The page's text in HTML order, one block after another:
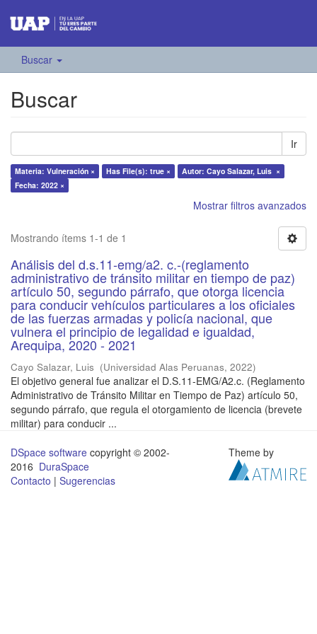
Buscar
Buscar
Ir
Materia: Vulneración × Has File(s): true ×
Autor: Cayo Salazar, Luis ×
Fecha: 2022 ×
Mostrar filtros avanzados
Mostrando ítems 1-1 de 1
Análisis del d.s.11-emg/a2. c.-(reglamento
administrativo de tránsito militar en tiempo de paz)
artículo 50, segundo párrafo, que otorga licencia
para conducir vehículos particulares a los oficiales
de las fuerzas armadas y policía nacional, que
vulnera el principio de legalidad e igualdad,
Arequipa, 2020 - 2021
Cayo Salazar, Luis (Universidad Alas Peruanas, 2022)
El objetivo general fue analizar el D.S.11-EMG/A2.c. (Reglamento
Administrativo de Tránsito Militar en Tiempo de Paz) artículo 50,
segundo párrafo, que regula el otorgamiento de licencia (brevete
militar) para conducir ...
DSpace software copyright © 2002-
2016 DuraSpace
Contacto | Sugerencias
Theme by